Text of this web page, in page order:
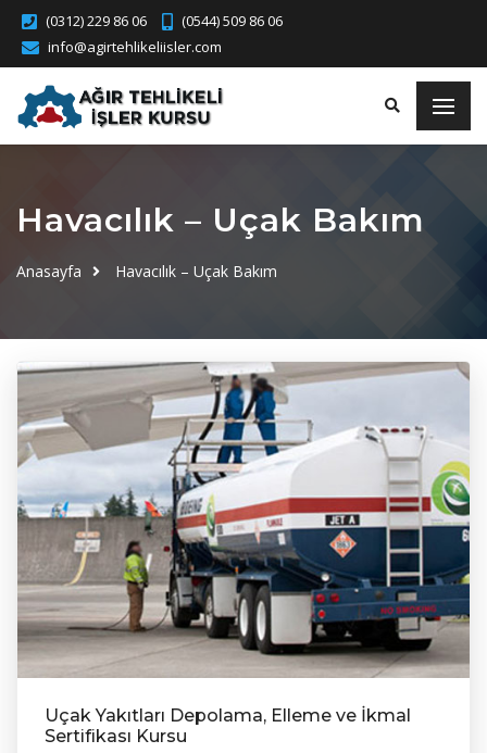
(0312) 229 86 06
(0544) 509 86 06
info@agirtehlikeliisler.com
Havacılık – Uçak Bakım
Anasayfa Havacılık – Uçak Bakım
Uçak Yakıtları Depolama, Elleme ve İkmal
Sertifikası Kursu